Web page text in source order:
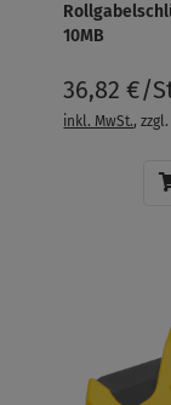
10MB
36,82 €/
inkl. MwSt.,